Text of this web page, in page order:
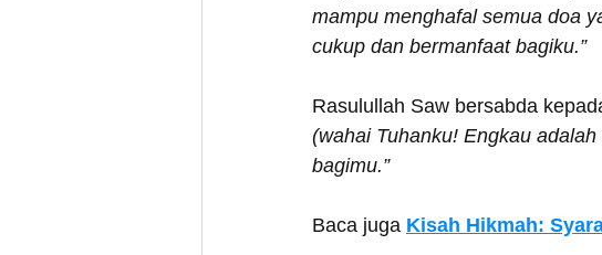
mampu menghafal semua doa
cukup dan bermanfaat bagiku.”
Rasulullah Saw bersabda
(wahai Tuhanku! Engkau
bagimu.”
Baca juga Kisah Hikmah: